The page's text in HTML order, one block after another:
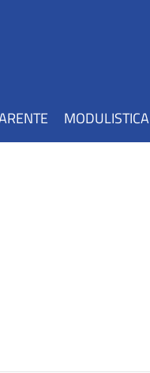
MODULISTICA